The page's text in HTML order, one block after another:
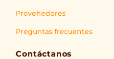
Provehedores
Preguntas frecuentes
Contáctanos